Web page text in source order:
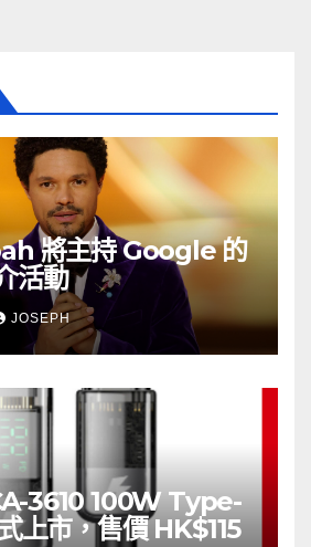
將主持 Google 的
活動
JOSEPH
3610 100W Type-
上市，售價 HK$115